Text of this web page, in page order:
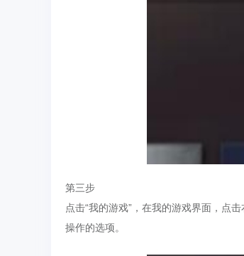
第三步
点击“我的游戏”，在我的游戏界面，点
操作的选项。